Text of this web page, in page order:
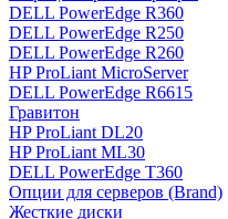
DELL PowerEdge R360
DELL PowerEdge R250
DELL PowerEdge R260
HP ProLiant MicroServer
DELL PowerEdge R6615
Гравитон
HP ProLiant DL20
HP ProLiant ML30
DELL PowerEdge T360
Опции для серверов (Brand)
Жесткие диски